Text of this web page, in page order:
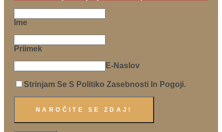
Ime
Priimek
E-Naslov
Strinjam Se S Politiko Zasebnosti In Pogoji.